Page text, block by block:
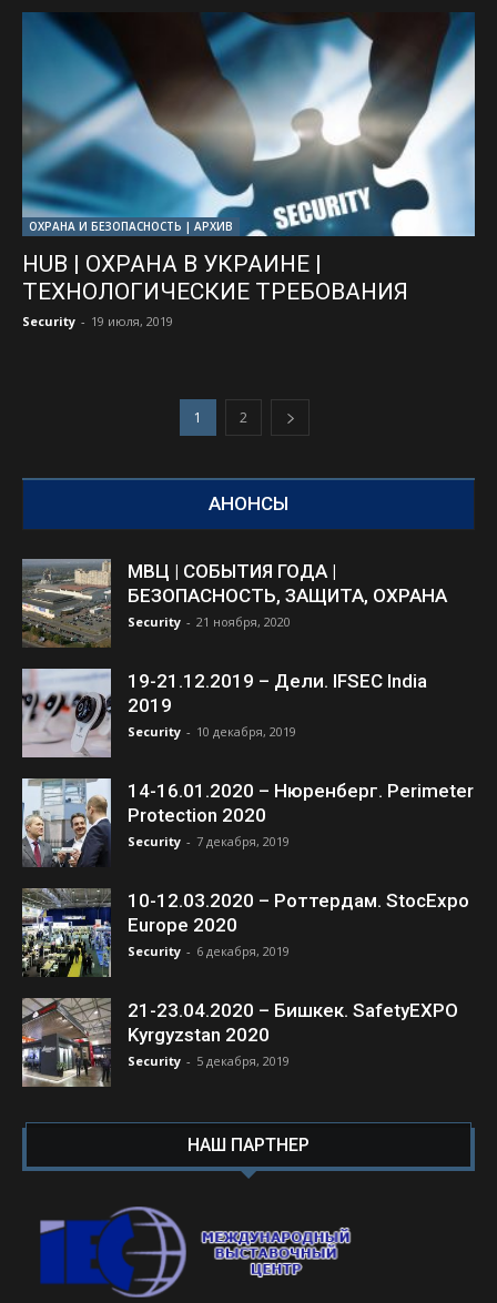
ОХРАНА И БЕЗОПАСНОСТЬ | АРХИВ
HUB | ОХРАНА В УКРАИНЕ |
ТЕХНОЛОГИЧЕСКИЕ ТРЕБОВАНИЯ
Security - 19 июля, 2019
1 2
АНОНСЫ
МВЦ | СОБЫТИЯ ГОДА |
БЕЗОПАСНОСТЬ, ЗАЩИТА, ОХРАНА
Security - 21 ноября, 2020
19-21.12.2019 – Дели. IFSEC India
2019
Security - 10 декабря, 2019
14-16.01.2020 – Нюренберг. Perimeter
Protection 2020
Security - 7 декабря, 2019
10-12.03.2020 – Роттердам. StocExpo
Europe 2020
Security - 6 декабря, 2019
21-23.04.2020 – Бишкек. SafetyEXPO
Kyrgyzstan 2020
Security - 5 декабря, 2019
НАШ ПАРТНЕР